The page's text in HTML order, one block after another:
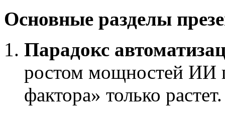
Основные разделы
Парадокс
ростом мощностей ИИ
фактора» только растет.